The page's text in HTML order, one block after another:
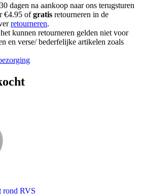
dagen na aankoop naar ons terugsturen
€4.95 ofgratis retourneren in de
retourneren.
kunnen retourneren gelden niet voor
en verse/ bederfelijke artikelen zoals
rond RVS